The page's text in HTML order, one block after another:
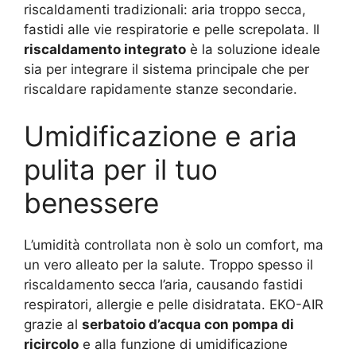
riscaldamenti tradizionali: aria troppo secca,
fastidi alle vie respiratorie e pelle screpolata. Il
riscaldamento integrato è la soluzione ideale
sia per integrare il sistema principale che per
riscaldare rapidamente stanze secondarie.
Umidificazione e aria
pulita per il tuo
benessere
L’umidità controllata non è solo un comfort, ma
un vero alleato per la salute. Troppo spesso il
riscaldamento secca l’aria, causando fastidi
respiratori, allergie e pelle disidratata. EKO-AIR
grazie al serbatoio d’acqua con pompa di
ricircolo e alla funzione di umidificazione